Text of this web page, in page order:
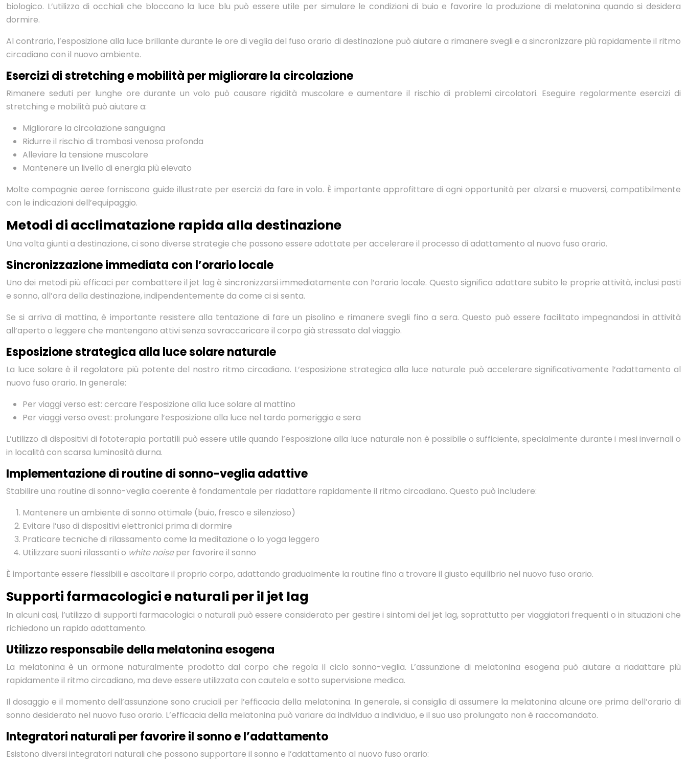
biologico. L’utilizzo di occhiali che bloccano la luce blu può essere utile per simulare le condizioni di buio e favorire la produzione di melatonina quando si desidera
dormire.
Al contrario, l’esposizione alla luce brillante durante le ore di veglia del fuso orario di destinazione può aiutare a rimanere svegli e a sincronizzare più rapidamente il ritmo
circadiano con il nuovo ambiente.
Esercizi di stretching e mobilità per migliorare la circolazione
Rimanere seduti per lunghe ore durante un volo può causare rigidità muscolare e aumentare il rischio di problemi circolatori. Eseguire regolarmente esercizi di
stretching e mobilità può aiutare a:
Migliorare la circolazione sanguigna
Ridurre il rischio di trombosi venosa profonda
Alleviare la tensione muscolare
Mantenere un livello di energia più elevato
Molte compagnie aeree forniscono guide illustrate per esercizi da fare in volo. È importante approfittare di ogni opportunità per alzarsi e muoversi, compatibilmente
con le indicazioni dell’equipaggio.
Metodi di acclimatazione rapida alla destinazione
Una volta giunti a destinazione, ci sono diverse strategie che possono essere adottate per accelerare il processo di adattamento al nuovo fuso orario.
Sincronizzazione immediata con l’orario locale
Uno dei metodi più efficaci per combattere il jet lag è sincronizzarsi immediatamente con l’orario locale. Questo significa adattare subito le proprie attività, inclusi pasti
e sonno, all’ora della destinazione, indipendentemente da come ci si senta.
Se si arriva di mattina, è importante resistere alla tentazione di fare un pisolino e rimanere svegli fino a sera. Questo può essere facilitato impegnandosi in attività
all’aperto o leggere che mantengano attivi senza sovraccaricare il corpo già stressato dal viaggio.
Esposizione strategica alla luce solare naturale
La luce solare è il regolatore più potente del nostro ritmo circadiano. L’esposizione strategica alla luce naturale può accelerare significativamente l’adattamento al
nuovo fuso orario. In generale:
Per viaggi verso est: cercare l’esposizione alla luce solare al mattino
Per viaggi verso ovest: prolungare l’esposizione alla luce nel tardo pomeriggio e sera
L’utilizzo di dispositivi di fototerapia portatili può essere utile quando l’esposizione alla luce naturale non è possibile o sufficiente, specialmente durante i mesi invernali o
in località con scarsa luminosità diurna.
Implementazione di routine di sonno-veglia adattive
Stabilire una routine di sonno-veglia coerente è fondamentale per riadattare rapidamente il ritmo circadiano. Questo può includere:
Mantenere un ambiente di sonno ottimale (buio, fresco e silenzioso)
Evitare l’uso di dispositivi elettronici prima di dormire
Praticare tecniche di rilassamento come la meditazione o lo yoga leggero
Utilizzare suoni rilassanti o white noiseper favorire il sonno
È importante essere flessibili e ascoltare il proprio corpo, adattando gradualmente la routine fino a trovare il giusto equilibrio nel nuovo fuso orario.
Supporti farmacologici e naturali per il jet lag
In alcuni casi, l’utilizzo di supporti farmacologici o naturali può essere considerato per gestire i sintomi del jet lag, soprattutto per viaggiatori frequenti o in situazioni che
richiedono un rapido adattamento.
Utilizzo responsabile della melatonina esogena
La melatonina è un ormone naturalmente prodotto dal corpo che regola il ciclo sonno-veglia. L’assunzione di melatonina esogena può aiutare a riadattare più
rapidamente il ritmo circadiano, ma deve essere utilizzata con cautela e sotto supervisione medica.
Il dosaggio e il momento dell’assunzione sono cruciali per l’efficacia della melatonina. In generale, si consiglia di assumere la melatonina alcune ore prima dell’orario di
sonno desiderato nel nuovo fuso orario. L’efficacia della melatonina può variare da individuo a individuo, e il suo uso prolungato non è raccomandato.
Integratori naturali per favorire il sonno e l’adattamento
Esistono diversi integratori naturali che possono supportare il sonno e l’adattamento al nuovo fuso orario: